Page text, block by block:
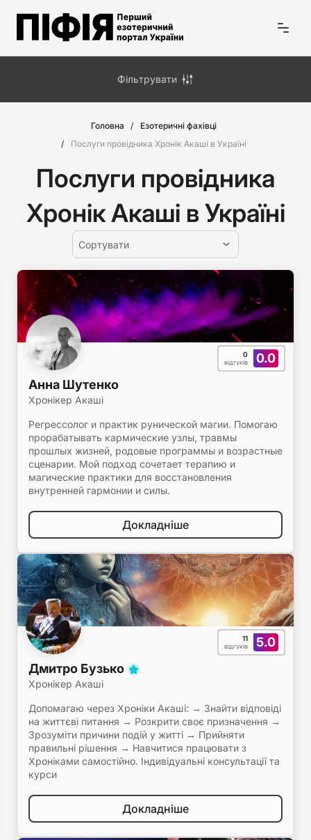
Головна
Езотеричні фахівці
Послуги провідника Хронік Акаші в Україні
Послуги провідника
Хронік Акаші в Україні
Сортувати
0.0
0
відгуків
Анна Шутенко
Хронікер Акаші
Регрессолог и практик рунической магии. Помогаю
прорабатывать кармические узлы, травмы
прошлых жизней, родовые программы и возрастные
сценарии. Мой подход сочетает терапию и
магические практики для восстановления
внутренней гармонии и силы.
Докладніше
5.0
11
відгуків
Дмитро Бузько
Хронікер Акаші
Допомагаю через Хроніки Акаші: → Знайти відповіді
на життєві питання → Розкрити своє призначення →
Зрозуміти причини подій у житті → Прийняти
правильні рішення → Навчитися працювати з
Хроніками самостійно. Індивідуальні консультації та
курси
Докладніше
Фільтрувати